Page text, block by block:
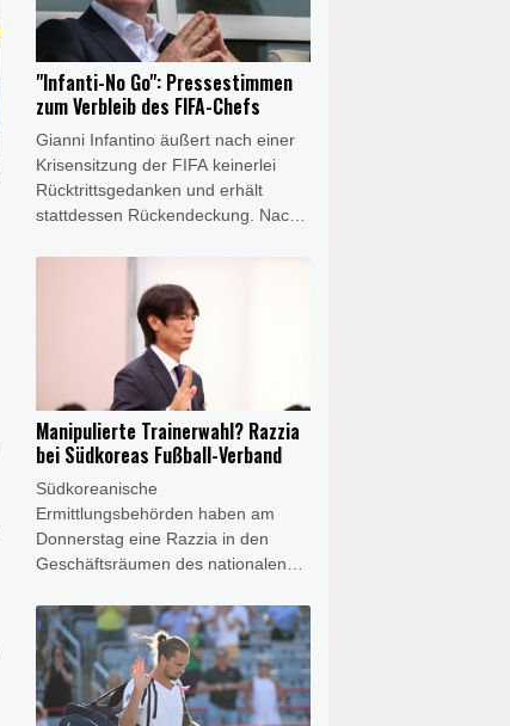
Sommer 2028. Zuletzt hatte
Hendrich für die Chicago Stars in
der NWSL gespielt.
"Infanti-No Go": Pressestimmen
zum Verbleib des FIFA-Chefs
Gianni Infantino äußert nach einer
Krisensitzung der FIFA keinerlei
Rücktrittsgedanken und erhält
stattdessen Rückendeckung. Nach
Präsident des Fußball-
Weltverbandes zum Gegenangriff
auf seine Kritiker aus. Die
internationalen Pressestimmen im
Manipulierte Trainerwahl? Razzia
bei Südkoreas Fußball-Verband
Südkoreanische
Ermittlungsbehörden haben am
Donnerstag eine Razzia in den
Geschäftsräumen des nationalen
durchgeführt. Dabei geht es um
mögliche Manipulationen rund um
die Ernennung des ehemaligen
Nationaltrainers Hong Myung-bo,
der mit dem Team bei der